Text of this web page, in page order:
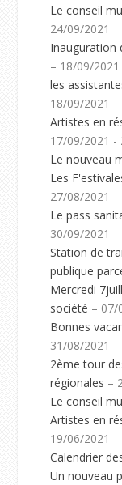
Le conseil
24/09/2021
Inauguration
– 18/09/2021
les
18/09/2021
Artistes en
17/09/2021 -
Le nouveau
Les
27/08/2021
Le pass
30/09/2021
Station de
publique
Mercredi
société – 07/
Bonnes
31/08/2021
2ème tour
régionales –
Le conseil
Artistes en
19/06/2021
Calendrier
Un nouveau